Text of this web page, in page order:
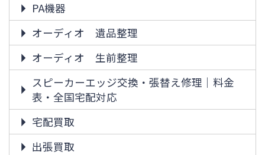
PA機器
オーディオ 遺品整理
オーディオ 生前整理
スピーカーエッジ交換・張替え修理｜料金
表・全国宅配対応
宅配買取
出張買取